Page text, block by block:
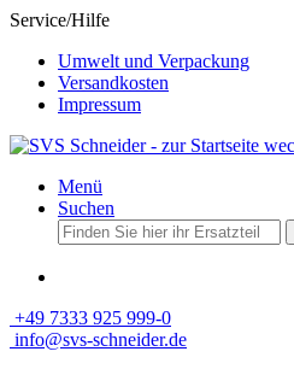
Service/Hilfe
Umwelt und Verpackung
Versandkosten
Impressum
Menü
Suchen
+49 7333 925 999-0
info@svs-schneider.de